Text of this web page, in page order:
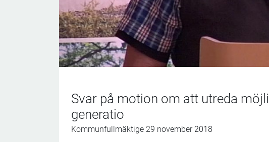
Svar på motion om att utreda
generatio
Kommunfullmäktige 29 november 2018